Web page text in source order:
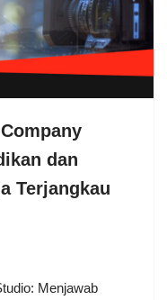
dan
Terjangkau
Menjawab